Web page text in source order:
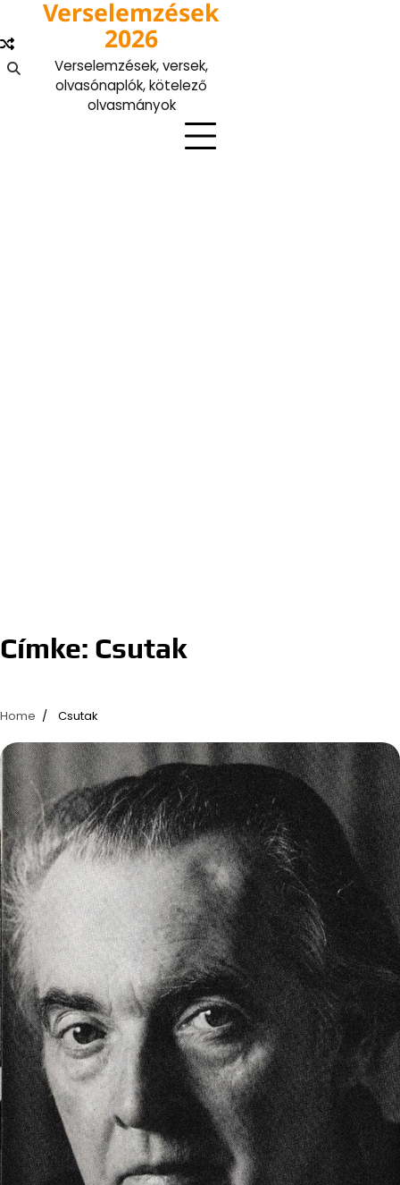
content
Verselemzések
2026
Verselemzések, versek,
olvasónaplók, kötelező
olvasmányok
Címke: Csutak
Home Csutak